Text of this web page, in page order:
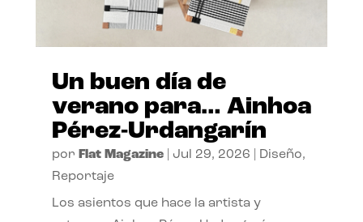
Un buen día de
verano para… Ainhoa
Pérez-Urdangarín
por Flat Magazine| Jul 29, 2026 Diseño,
Reportaje
Los asientos que hace la artista y